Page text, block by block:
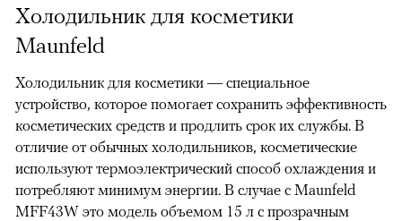
Холодильник для косметики
Maunfeld
Холодильник для косметики — специальное
устройство, которое помогает сохранить эффективность
косметических средств и продлить срок их службы. В
отличие от обычных холодильников, косметические
используют термоэлектрический способ охлаждения и
потребляют минимум энергии. В случае с Maunfeld
MFF43W это модель объемом 15 л с прозрачным